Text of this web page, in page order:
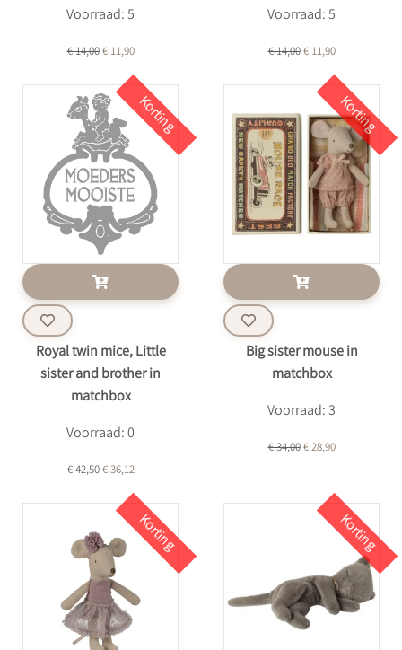
Voorraad: 5
€ 14,00€ 11,90
Voorraad: 5
€ 14,00€ 11,90
Korting
Royal twin mice, Little
sister and brother in
matchbox
Voorraad: 0
€ 42,50€ 36,12
Korting
Big sister mouse in
matchbox
Voorraad: 3
€ 34,00€ 28,90
Korting Korting